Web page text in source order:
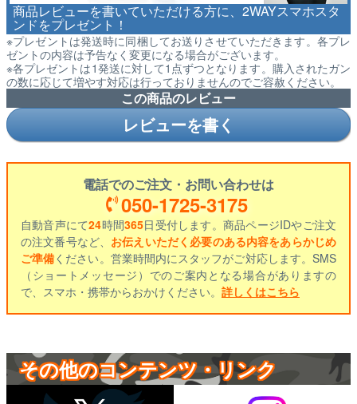
商品レビューを書いていただける方に、2WAYスマホスタ
ンドをプレゼント！
※プレゼントは発送時に同梱してお送りさせていただきます。各プレ
ゼントの内容は予告なく変更になる場合がございます。
※各プレゼントは1発送に対して1点ずつとなります。購入されたガン
の数に応じて増やす対応は行っておりませんのでご容赦ください。
この商品のレビュー
レビューを書く
電話でのご注文・お問い合わせは
050-1725-3175
自動音声にて24時間365日受付します。商品ページIDやご注文
の注文番号など、 お伝えいただく必要のある内容をあらかじめ
ご準備ください。営業時間内にスタッフがご対応します。SMS
（ショートメッセージ）でのご案内となる場合がありますの
で、スマホ・携帯からおかけください。 詳しくはこちら
その他のコンテンツ・リンク